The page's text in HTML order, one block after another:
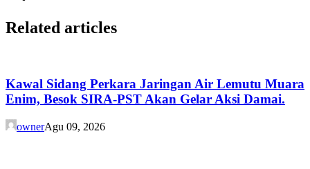
Related articles
Kawal Sidang Perkara Jaringan Air Lemutu Muara
Enim, Besok SIRA-PST Akan Gelar Aksi Damai.
ownerAgu 09, 2026